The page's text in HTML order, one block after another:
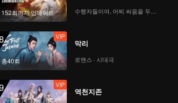
152회까지 업데이트
총40회
VIP
막리
로맨스 · 시대극
VIP
역천지존